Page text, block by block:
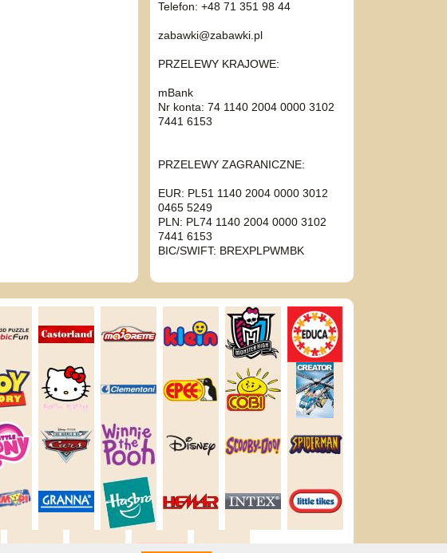
Telefon: +48 71 351 98 44
zabawki@zabawki.pl
PRZELEWY KRAJOWE:
mBank
Nr konta: 74 1140 2004 0000 3102
7441 6153
PRZELEWY ZAGRANICZNE:
EUR: PL51 1140 2004 0000 3012
0465 5249
PLN: PL74 1140 2004 0000 3102
7441 6153
BIC/SWIFT: BREXPLPWMBK